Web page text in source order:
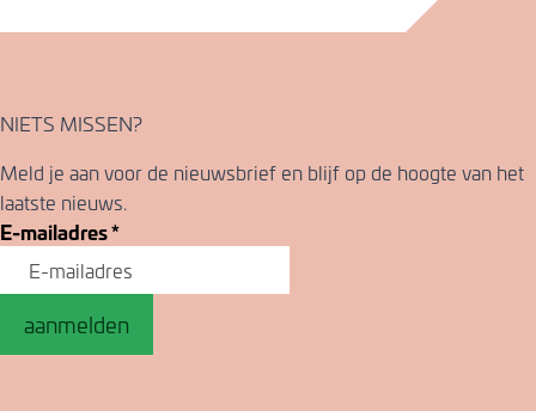
NIETS MISSEN?
Meld je aan voor de nieuwsbrief en blijf op de hoogte van het
laatste nieuws.
E-mailadres*
aanmelden